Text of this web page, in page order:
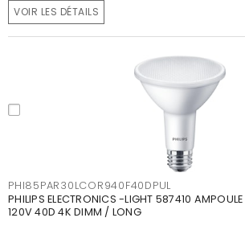
VOIR LES DÉTAILS
PHI85PAR30LCOR940F40DPUL
PHILIPS ELECTRONICS -LIGHT 587410
120V 40D 4K DIMM / LONG